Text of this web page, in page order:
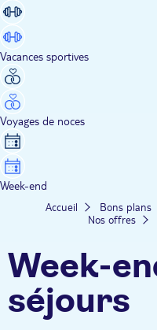
Vacances sportives
Voyages de noces
Week-end
Accueil Bons plans
Nos offres
Week-
séjours